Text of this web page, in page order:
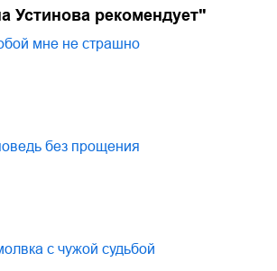
Устинова рекомендует"
мне не страшно
без прощения
с чужой судьбой